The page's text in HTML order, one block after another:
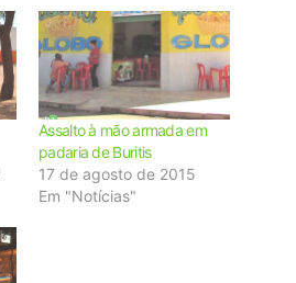
Assalto à mão armada em
padaria de Buritis
17 de agosto de 2015
Em "Notícias"